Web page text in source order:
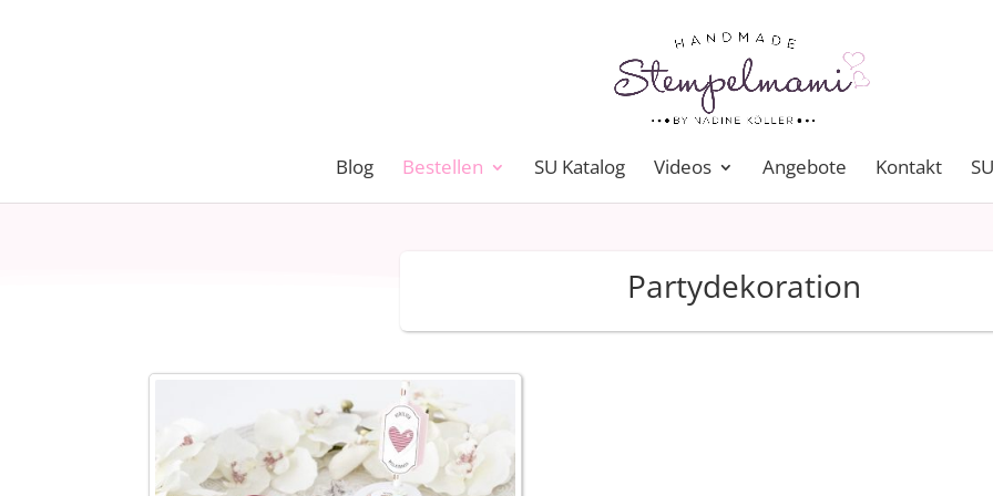
Blog Bestellen SU Katalog Videos Angebote Kontakt
Partydekoration